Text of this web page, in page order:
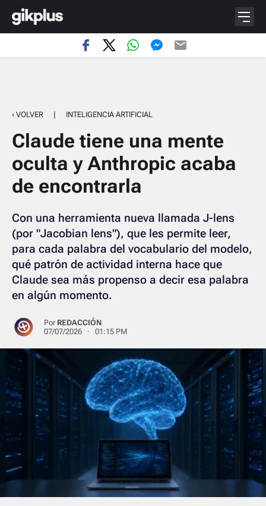
‹ VOLVER | INTELIGENCIA ARTIFICIAL
Claude tiene una mente
oculta y Anthropic acaba
de encontrarla
Con una herramienta nueva llamada J-lens
(por "Jacobian lens"), que les permite leer,
para cada palabra del vocabulario del modelo,
qué patrón de actividad interna hace que
Claude sea más propenso a decir esa palabra
en algún momento.
Por REDACCIÓN
07/07/2026 · 01:15 PM